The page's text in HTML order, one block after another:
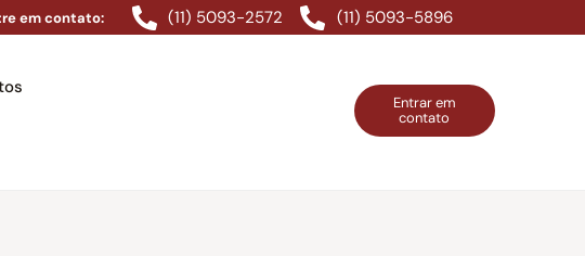
em contato: (11) 5093-2572 (11) 5093-5896
Entrar em
contato